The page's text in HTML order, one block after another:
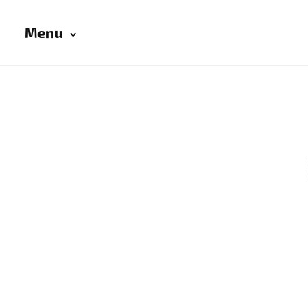
Menu